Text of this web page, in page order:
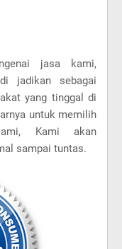
jasa kami,
jadikan sebagai
yang tinggal di
untuk memilih
Kami akan
sampai tuntas.